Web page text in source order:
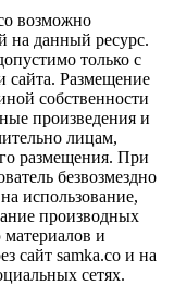
возможно
на данный ресурс.
только с
сайта. Размещение
собственности
произведения и
лицам,
размещения. При
безвозмездно
использование,
производных
и
сайт samka.co и на
сетях.